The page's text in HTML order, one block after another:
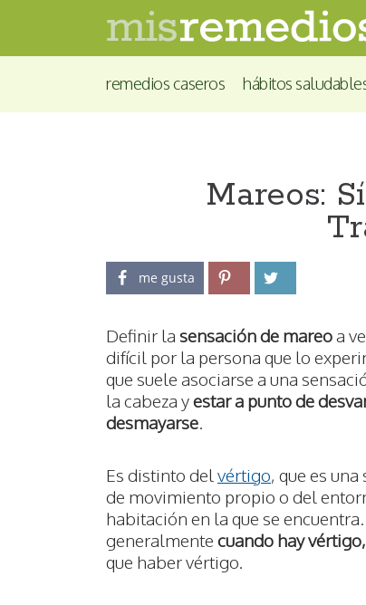
remedios caseros hábitos
Mareos:
me gusta
Definir la sensación de mareoa
difícil por la persona que lo
que suele asociarse a una
la cabeza yestar a punto de
desmayarse.
Es distinto del vértigo, que es
de movimiento propio o del
habitación en la que se
generalmente cuando hay
que haber vértigo.